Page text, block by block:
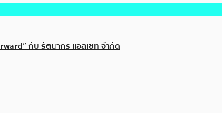
กับ รัตนากร แอสเซท จำกัด